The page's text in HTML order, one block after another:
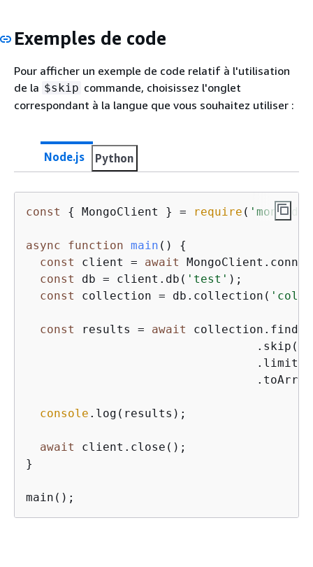
Exemples de code
Pour afficher un exemple de code relatif à l'utilisation
de la $skip commande, choisissez l'onglet
correspondant à la langue que vous souhaitez utiliser :
Node.js Python
const { MongoClient } = require ( 'mongodb'
async function main ( ) {
const
client = await
const
db = client.db( 'test' );
const
collection = db.collection(
const results = await collection.find(
                                 .skip(
                                 .limit(
console .log(results);
await
client.close();
}
main();